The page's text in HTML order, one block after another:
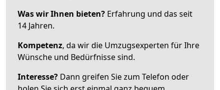
Was wir Ihnen bieten? Erfahrung und das seit
14 Jahren.
Kompetenz, da wir die Umzugsexperten für Ihre
Wünsche und Bedürfnisse sind.
Interesse? Dann greifen Sie zum Telefon oder